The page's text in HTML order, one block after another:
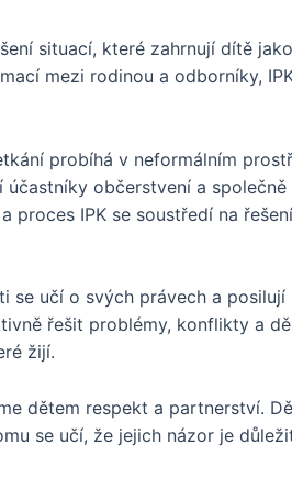
situací, které zahrnují dítě
mezi rodinou a odborníky,
probíhá v neformálním
občerstvení a
proces IPK se soustředí na
učí o svých právech a
řešit problémy, konflikty a
žijí.
dětem respekt a partnerství.
se učí, že jejich názor je